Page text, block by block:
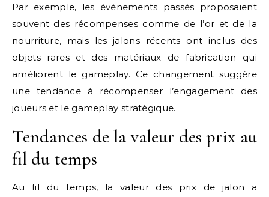
Par exemple, les événements passés proposaient
souvent des récompenses comme de l’or et de la
nourriture, mais les jalons récents ont inclus des
objets rares et des matériaux de fabrication qui
améliorent le gameplay. Ce changement suggère
une tendance à récompenser l’engagement des
joueurs et le gameplay stratégique.
Tendances de la valeur des prix au
fil du temps
Au fil du temps, la valeur des prix de jalon a